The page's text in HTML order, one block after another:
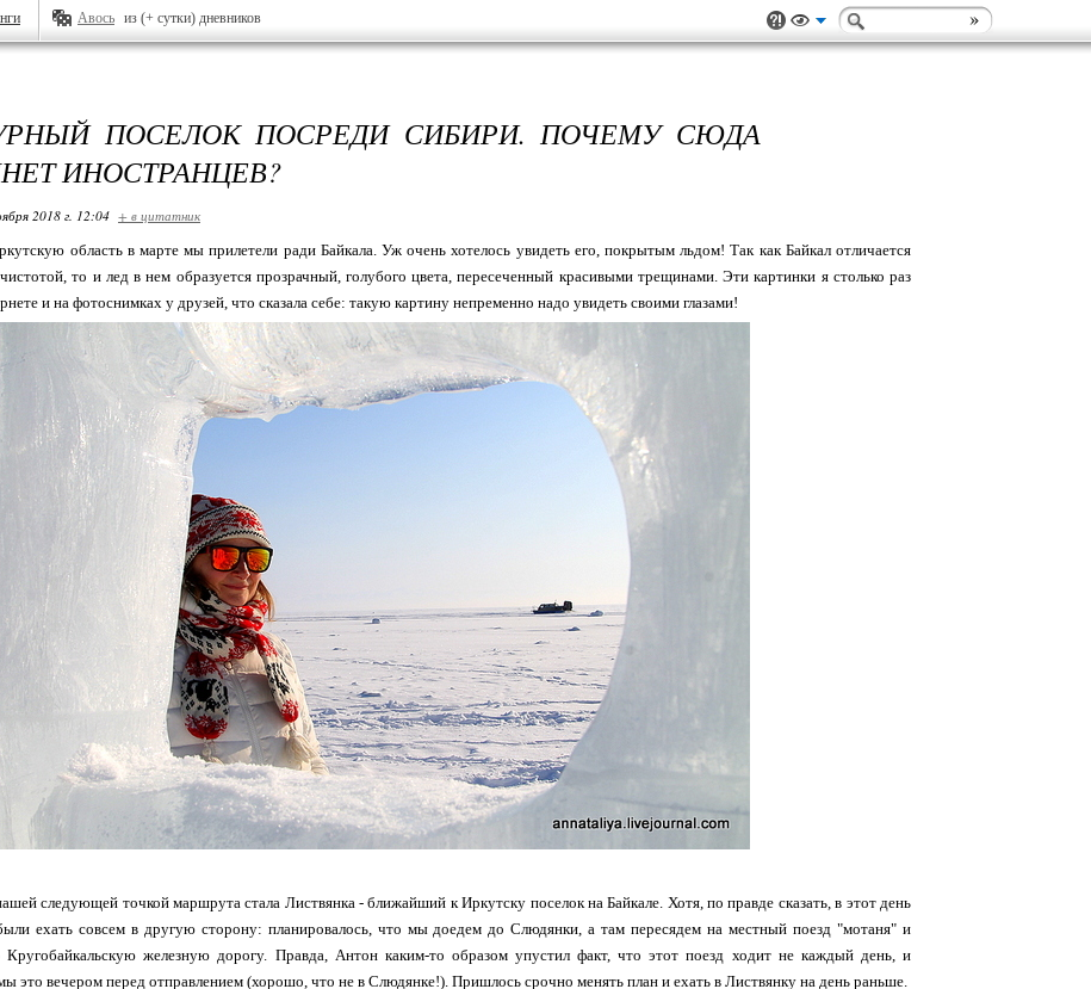
Авось из (+ сутки) дневников
ПОСЕЛОК ПОСРЕДИ СИБИРИ. ПОЧЕМУ СЮДА
ИНОСТРАНЦЕВ?
2018 г. 12:04 + в цитатник
область в марте мы прилетели ради Байкала. Уж очень хотелось увидеть его, покрытым льдом! Так как Байкал отличается
то и лед в нем образуется прозрачный, голубого цвета, пересеченный красивыми трещинами. Эти картинки я столько раз
и на фотоснимках у друзей, что сказала себе: такую картину непременно надо увидеть своими глазами!
следующей точкой маршрута стала Листвянка - ближайший к Иркутску поселок на Байкале. Хотя, по правде сказать, в этот день
ехать совсем в другую сторону: планировалось, что мы доедем до Слюдянки, а там пересядем на местный поезд "мотаня" и
железную дорогу. Правда, Антон каким-то образом упустил факт, что этот поезд ходит не каждый день, и
это вечером перед отправлением (хорошо, что не в Слюдянке!). Пришлось срочно менять план и ехать в Листвянку на день раньше.